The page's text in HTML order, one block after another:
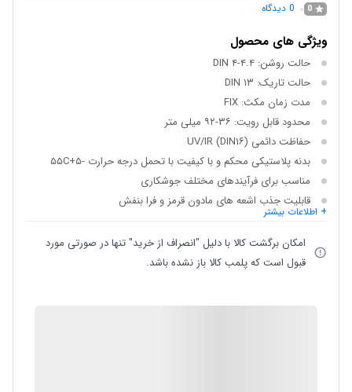
0
0 دیدگاه
ویژگی های محصول
حالت روشن: DIN ۴-۴.۴
حالت تاریک: DIN ۱۳
مدت زمان مکث: FIX
محدود قابل رویت: ۳۶-۹۲ میلی متر
حفاظت دائمی (DIN۱۶) UV/IR
بدنه پلاستیکی محکم و با کیفیت با تحمل درجه حرارت -۵+۵۵C
مناسب برای فرآیندهای مختلف جوشکاری
قابلیت جذب اشعه های مادون قرمز و فرا بنفش
+ اطلاعات بیشتر
امکان برگشت کالا با دلیل "انصراف از خرید" تنها در صورتی مورد
قبول است که پلمب کالا باز نشده باشد.